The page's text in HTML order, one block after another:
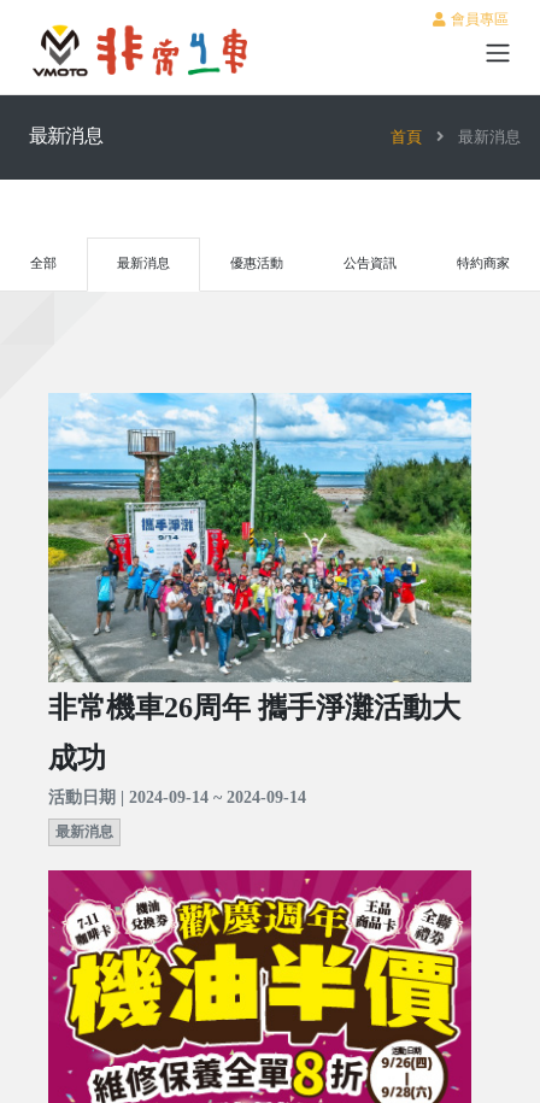
會員專區
最新消息 首頁 最新消息
全部 最新消息 優惠活動 公告資訊 特約商家
非常機車26周年 攜手淨灘活動大
成功
活動日期 | 2024-09-14 ~ 2024-09-14
最新消息